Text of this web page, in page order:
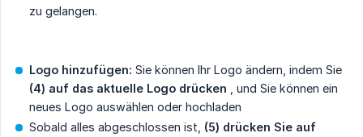
zu gelangen.
Logo hinzufügen: Sie können Ihr Logo ändern, indem Sie
(4) auf das aktuelle Logo drücken , und Sie können ein
neues Logo auswählen oder hochladen
Sobald alles abgeschlossen ist, (5) drücken Sie auf